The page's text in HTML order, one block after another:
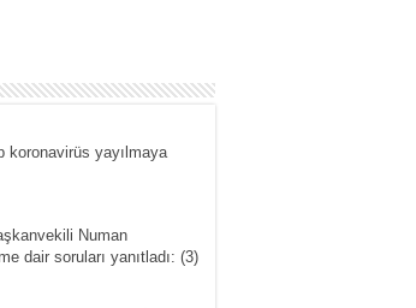
koronavirüs yayılmaya
Numan
dair soruları yanıtladı: (3)